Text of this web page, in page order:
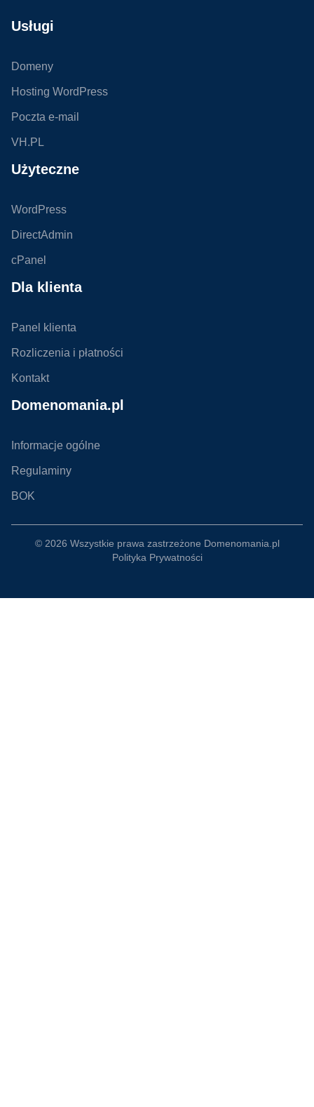
Usługi
Domeny
Hosting WordPress
Poczta e-mail
VH.PL
Użyteczne
WordPress
DirectAdmin
cPanel
Dla klienta
Panel klienta
Rozliczenia i płatności
Kontakt
Domenomania.pl
Informacje ogólne
Regulaminy
BOK
© 2026 Wszystkie prawa zastrzeżone Domenomania.pl
Polityka Prywatności